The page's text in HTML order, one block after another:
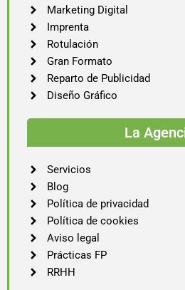
Marketing Digital
Imprenta
Rotulación
Gran Formato
Reparto de Publicidad
Diseño Gráfico
La
Servicios
Blog
Política de privacidad
Política de cookies
Aviso legal
Prácticas FP
RRHH